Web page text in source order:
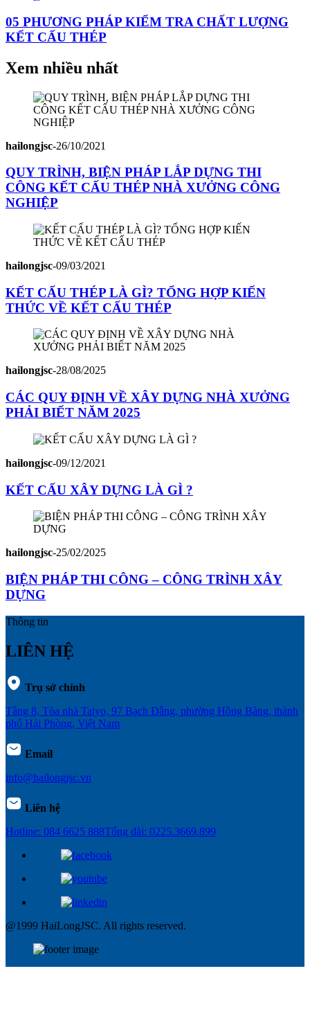
05 PHƯƠNG PHÁP KIỂM TRA CHẤT LƯỢNG
KẾT CẤU THÉP
Xem nhiều nhất
hailongjsc-26/10/2021
QUY TRÌNH, BIỆN PHÁP LẮP DỰNG THI
CÔNG KẾT CẤU THÉP NHÀ XƯỞNG CÔNG
NGHIỆP
hailongjsc-09/03/2021
KẾT CẤU THÉP LÀ GÌ? TỔNG HỢP KIẾN
THỨC VỀ KẾT CẤU THÉP
hailongjsc-28/08/2025
CÁC QUY ĐỊNH VỀ XÂY DỰNG NHÀ XƯỞNG
PHẢI BIẾT NĂM 2025
hailongjsc-09/12/2021
KẾT CẤU XÂY DỰNG LÀ GÌ ?
hailongjsc-25/02/2025
BIỆN PHÁP THI CÔNG – CÔNG TRÌNH XÂY
DỰNG
Thông tin
LIÊN HỆ
Trụ sở chính
Tầng 8, Tòa nhà Taiyo, 97 Bạch Đằng, phường Hồng Bàng, thành
phố Hải Phòng, Việt Nam
Email
info@hailongjsc.vn
Liên hệ
Hotline: 084 6625 888Tổng đài: 0225.3669.899
@1999 HaiLongJSC. All rights reserved.